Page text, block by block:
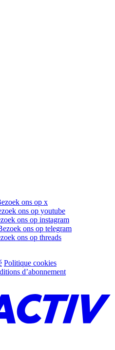
ons op x
ons op youtube
ons op instagram
ons op telegram
ons op threads
Politique cookies
d’abonnement